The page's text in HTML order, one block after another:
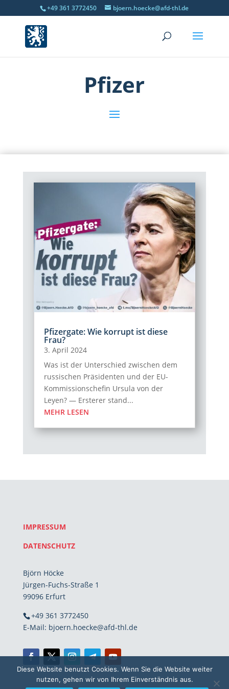
+49 361 3772450 bjoern.hoecke@afd-thl.de
Pfizer
Pfizergate: Wie korrupt ist diese
Frau?
3. April 2024
Was ist der Unterschied zwischen dem
russischen Präsidenten und der EU-
Kommissionschefin Ursula von der
Leyen? — Ersterer stand...
MEHR LESEN
IMPRESSUM
DATENSCHUTZ
Björn Höcke
Jürgen-Fuchs-Straße 1
99096 Erfurt
+49 361 3772450
E-Mail: bjoern.hoecke@afd-thl.de
Diese Website benutzt Cookies. Wenn Sie die Website weiter
nutzen, gehen wir von Ihrem Einverständnis aus.